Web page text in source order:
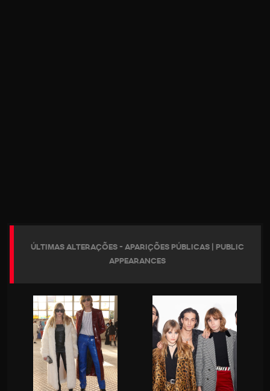
ÚLTIMAS ALTERAÇÕES - APARIÇÕES PÚBLICAS | PUBLIC
APPEARANCES